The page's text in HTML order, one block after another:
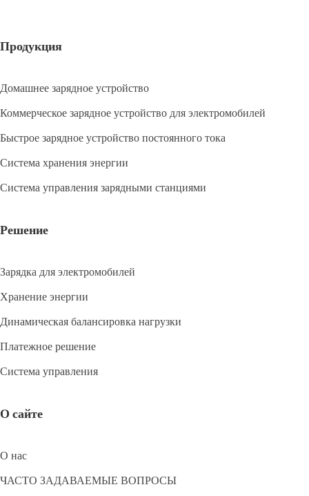
Продукция
Домашнее зарядное устройство
Коммерческое зарядное устройство для электромобилей
Быстрое зарядное устройство постоянного тока
Система хранения энергии
Система управления зарядными станциями
Решение
Зарядка для электромобилей
Хранение энергии
Динамическая балансировка нагрузки
Платежное решение
Система управления
О сайте
О нас
ЧАСТО ЗАДАВАЕМЫЕ ВОПРОСЫ